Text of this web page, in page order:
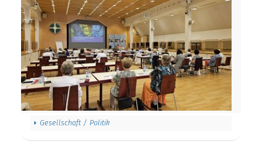
Gesellschaft / Politik